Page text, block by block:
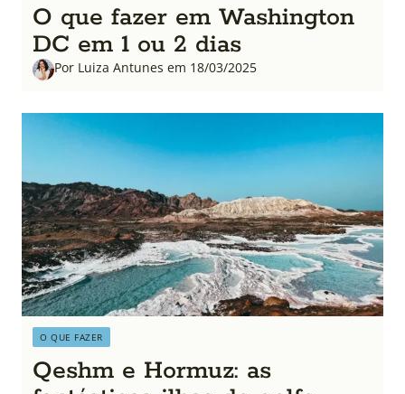
O que fazer em Washington
DC em 1 ou 2 dias
Por Luiza Antunes em 18/03/2025
O QUE FAZER
Qeshm e Hormuz: as